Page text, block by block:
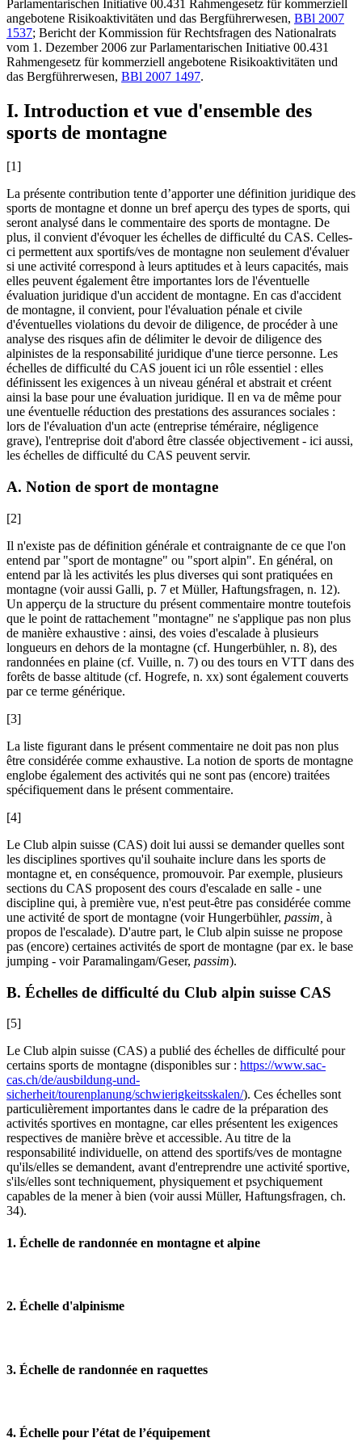
Parlamentarischen Initiative 00.431 Rahmengesetz für kommerziell
angebotene Risikoaktivitäten und das Bergführerwesen, BBl 2007
1537; Bericht der Kommission für Rechtsfragen des Nationalrats
vom 1. Dezember 2006 zur Parlamentarischen Initiative 00.431
Rahmengesetz für kommerziell angebotene Risikoaktivitäten und
das Bergführerwesen, BBl 2007 1497.
I. Introduction et vue d'ensemble des
sports de montagne
[1]
La présente contribution tente d’apporter une définition juridique des
sports de montagne et donne un bref aperçu des types de sports, qui
seront analysé dans le commentaire des sports de montagne. De
plus, il convient d'évoquer les échelles de difficulté du CAS. Celles-
ci permettent aux sportifs/ves de montagne non seulement d'évaluer
si une activité correspond à leurs aptitudes et à leurs capacités, mais
elles peuvent également être importantes lors de l'éventuelle
évaluation juridique d'un accident de montagne. En cas d'accident
de montagne, il convient, pour l'évaluation pénale et civile
d'éventuelles violations du devoir de diligence, de procéder à une
analyse des risques afin de délimiter le devoir de diligence des
alpinistes de la responsabilité juridique d'une tierce personne. Les
échelles de difficulté du CAS jouent ici un rôle essentiel : elles
définissent les exigences à un niveau général et abstrait et créent
ainsi la base pour une évaluation juridique. Il en va de même pour
une éventuelle réduction des prestations des assurances sociales :
lors de l'évaluation d'un acte (entreprise téméraire, négligence
grave), l'entreprise doit d'abord être classée objectivement - ici aussi,
les échelles de difficulté du CAS peuvent servir.
A. Notion de sport de montagne
[2]
Il n'existe pas de définition générale et contraignante de ce que l'on
entend par "sport de montagne" ou "sport alpin". En général, on
entend par là les activités les plus diverses qui sont pratiquées en
montagne (voir aussi Galli, p. 7 et Müller, Haftungsfragen, n. 12).
Un apperçu de la structure du présent commentaire montre toutefois
que le point de rattachement "montagne" ne s'applique pas non plus
de manière exhaustive : ainsi, des voies d'escalade à plusieurs
longueurs en dehors de la montagne (cf. Hungerbühler, n. 8), des
randonnées en plaine (cf. Vuille, n. 7) ou des tours en VTT dans des
forêts de basse altitude (cf. Hogrefe, n. xx) sont également couverts
par ce terme générique.
[3]
La liste figurant dans le présent commentaire ne doit pas non plus
être considérée comme exhaustive. La notion de sports de montagne
englobe également des activités qui ne sont pas (encore) traitées
spécifiquement dans le présent commentaire.
[4]
Le Club alpin suisse (CAS) doit lui aussi se demander quelles sont
les disciplines sportives qu'il souhaite inclure dans les sports de
montagne et, en conséquence, promouvoir. Par exemple, plusieurs
sections du CAS proposent des cours d'escalade en salle - une
discipline qui, à première vue, n'est peut-être pas considérée comme
une activité de sport de montagne (voirHungerbühler, passim, à
propos de l'escalade). D'autre part, le Club alpin suisse ne propose
pas (encore) certaines activités de sport de montagne (par ex. le base
jumping - voirParamalingam/Geser, passim).
B. Échelles de difficulté du Club alpin suisse CAS
[5]
Le Club alpin suisse (CAS) a publié des échelles de difficulté pour
certains sports de montagne (disponibles sur : https://www.sac-
cas.ch/de/ausbildung-und-
sicherheit/tourenplanung/schwierigkeitsskalen/). Ces échelles sont
particulièrement importantes dans le cadre de la préparation des
activités sportives en montagne, car elles présentent les exigences
respectives de manière brève et accessible. Au titre de la
responsabilité individuelle, on attend des sportifs/ves de montagne
qu'ils/elles se demandent, avant d'entreprendre une activité sportive,
s'ils/elles sont techniquement, physiquement et psychiquement
capables de la mener à bien (voir aussi Müller, Haftungsfragen, ch.
34).
1. Échelle de randonnée en montagne et alpine
2. Échelle d'alpinisme
3. Échelle de randonnée en raquettes
4. Échelle pour l’état de l’équipement